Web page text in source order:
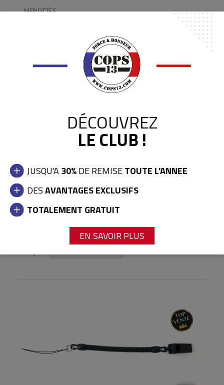
DÉCOUVREZ
LE CLUB !
JUSQU'A30%DE REMISETOUTE L'ANNEE
DESAVANTAGES EXCLUSIFS
TOTALEMENT GRATUIT
EN SAVOIR PLUS
MENOTTES
MOUSQUETONS / CADENAS
PROTECTIONS BALISTIQUES
PROTECTIONS COUDES / GENOUX
MIROIR DE CONTROLE
AÉROSOLS DE DÉFENSE
ENTRAINEMENT OPERATIONNEL
BAGAGERIE OPERATIONNELLE
MEDIC / SURVIE
Trier par :